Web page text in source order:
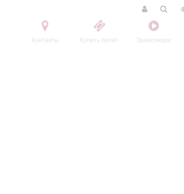
Контакты Купить билет Трансляции